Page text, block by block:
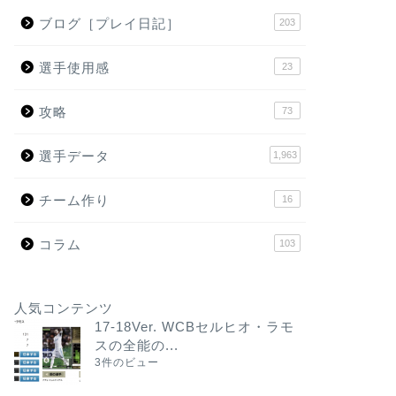
ブログ［プレイ日記］ 203
選手使用感 23
攻略 73
選手データ 1,963
チーム作り 16
コラム 103
人気コンテンツ
17-18Ver. WCBセルヒオ・ラモ
スの全能の...
3件のビュー